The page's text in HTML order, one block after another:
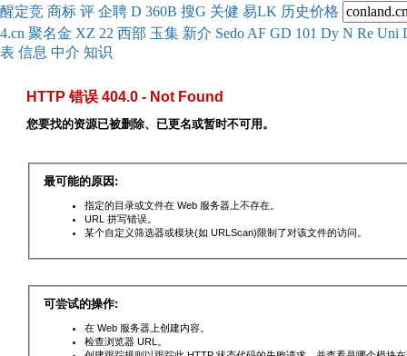
醒定竞 商标 评 企聘 D 360B 搜G 关健 易LK 历史价格
4.cn 聚名金 XZ 22 西部 玉集 新介 Sedo AF GD 101 Dy N Re Uni
表 信息 中介 知识